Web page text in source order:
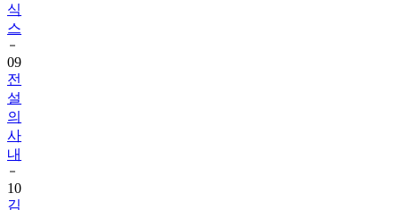
식
스
09
전
설
의
사
내
10
김